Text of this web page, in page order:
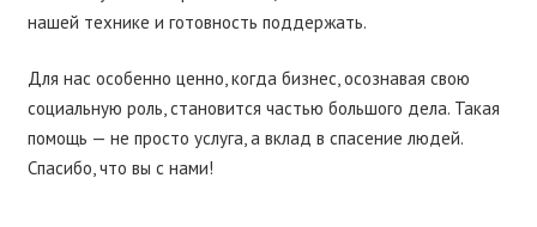
нашей технике и готовность поддержать.
Для нас особенно ценно, когда бизнес, осознавая свою
социальную роль, становится частью большого дела. Такая
помощь — не просто услуга, а вклад в спасение людей.
Спасибо, что вы с нами!